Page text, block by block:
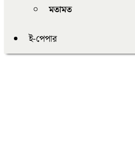
মতামত
ই-পেপার